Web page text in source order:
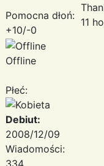
Pomocna dłoń:
+10/-0
Offline
Płeć:
Debiut:
2008/12/09
Wiadomości:
334
11